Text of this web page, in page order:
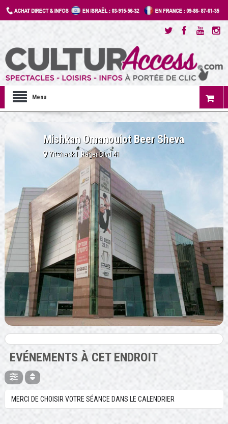
Menu
Mishkan Omanouiot Beer Sheva
Yitzhack I. Rager Blvd 41
EVÉNEMENTS À CET ENDROIT
MERCI DE CHOISIR VOTRE SÉANCE DANS LE CALENDRIER